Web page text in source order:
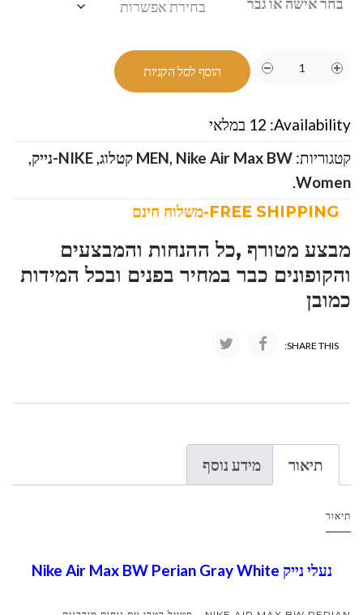
הוסף לסל הקניות
Availability: 12 במלאי
קטגוריות:
MEN, Nike Air Max BW קטלוג ,NIKE-נייק
,
Women
.
מבצע מטורף ,כל ההנחות והמבצעים
והקופונים כבר במחיר בפנים ובכל המידות
כמובן
SHARE THIS:
תיאור מידע נוסף
תיאור
נעלי נייק Nike Air Max BW Perian Gray White